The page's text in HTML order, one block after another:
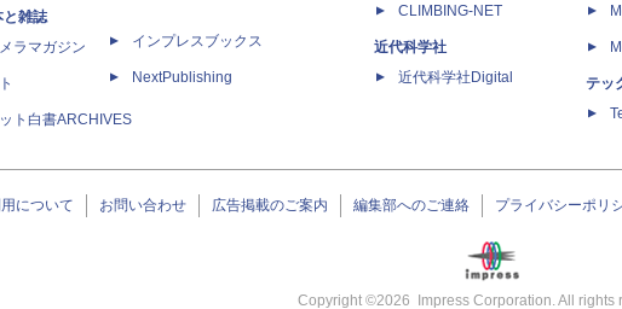
と雑誌
ラマガジン
ト白書ARCHIVES
インプレスブックス
NextPublishing
CLIMBING-NET
近代科学社
近代科学社Digital
テッ
について お問い合わせ 広告掲載のご案内 編集部へのご連絡 プライバシーポリ
Copyright ©2026 Impress Corporation. All rights